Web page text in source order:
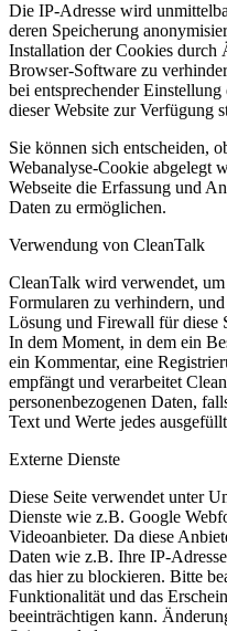
Die IP-Adresse wird
deren Speicherung
Installation der Cookies durch
Browser-Software zu
bei entsprechender
dieser Website zur Verfügung
Sie können sich entscheiden,
Webanalyse-Cookie abgelegt
Webseite die Erfassung und
Daten zu ermöglichen.
Verwendung von CleanTalk
CleanTalk wird verwendet,
Formularen zu verhindern,
Lösung und Firewall für diese
In dem Moment, in dem ein
ein Kommentar, eine
empfängt und verarbeitet
personenbezogenen Daten,
Text und Werte jedes
Externe Dienste
Diese Seite verwendet unter
Dienste wie z.B. Google
Videoanbieter. Da diese
Daten wie z.B. Ihre IP-
das hier zu blockieren. Bitte
Funktionalität und das
beeinträchtigen kann.